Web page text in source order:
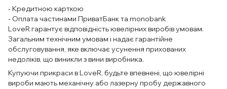
- Кредитною карткою
- Оплата частинами ПриватБанк та monobank
LoveR гарантує відповідність ювелірних виробів умовам.
Загальним технічним умовам і надає гарантійне
обслуговування, яке включає усунення прихованих
недоліків, що виникли з вини виробника.
Купуючи прикраси в LoveR, будьте впевнені, що ювелірні
вироби мають механічну або лазерну пробу державного